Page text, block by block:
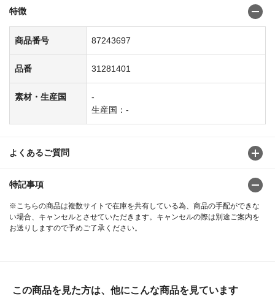
特徴
商品番号 87243697
品番 31281401
素材・生産国
-
生産国：-
よくあるご質問
特記事項
※こちらの商品は複数サイトで在庫を共有している為、商品の手配ができな
い場合、キャンセルとさせていただきます。キャンセルの際は別途ご案内を
お送りしますので予めご了承ください。
この商品を見た方は、他にこんな商品を見ています